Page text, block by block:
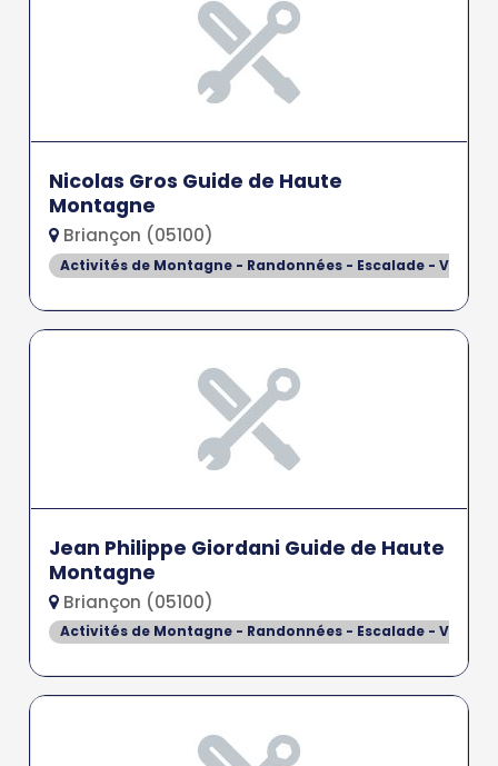
Nicolas Gros Guide de Haute
Montagne
Briançon (05100)
Activités de Montagne - Randonnées - Escalade - Via
Jean Philippe Giordani Guide de Haute
Montagne
Briançon (05100)
Activités de Montagne - Randonnées - Escalade - Via